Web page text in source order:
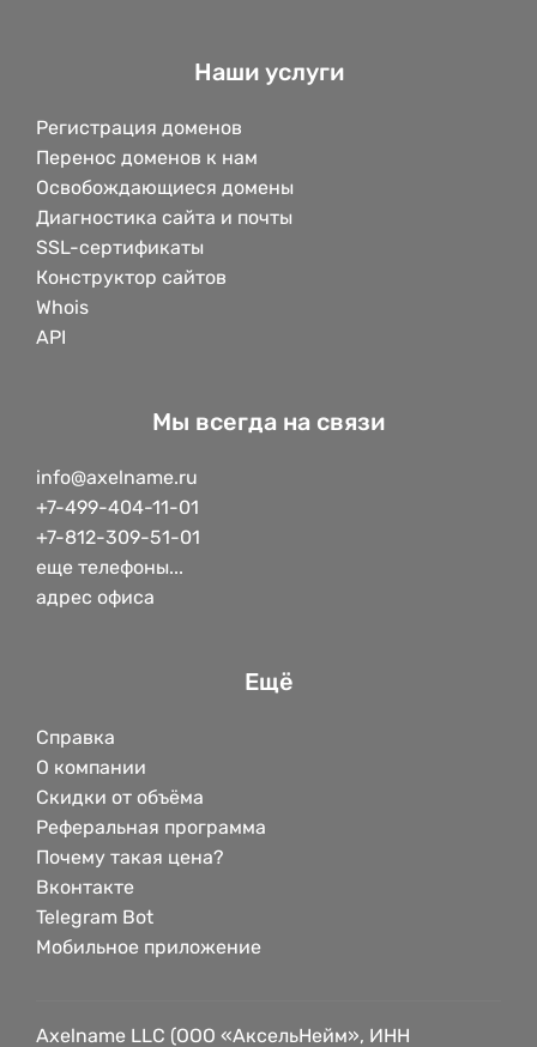
Наши услуги
Регистрация доменов
Перенос доменов к нам
Освобождающиеся домены
Диагностика сайта и почты
SSL-сертификаты
Конструктор сайтов
Whois
API
Мы всегда на связи
info@axelname.ru
+7-499-404-11-01
+7-812-309-51-01
еще телефоны...
адрес офиса
Ещё
Справка
О компании
Скидки от объёма
Реферальная программа
Почему такая цена?
Вконтакте
Telegram Bot
Мобильное приложение
Axelname LLC (ООО «АксельНейм», ИНН